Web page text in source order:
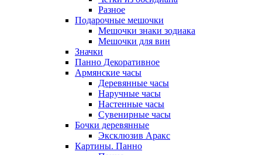
Разное
Подарочные мешочки
Мешочки знаки зодиака
Мешочки для вин
Значки
Панно Декоративное
Армянские часы
Деревянные часы
Наручные часы
Настенные часы
Сувенирные часы
Бочки деревянные
Эксклюзив Аракс
Картины. Панно